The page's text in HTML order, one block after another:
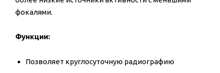
фокалями.
Функции:
Позволяет круглосуточную радиографию